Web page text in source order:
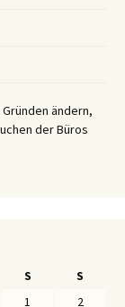
ändern,
der Büros
S
S
1
2